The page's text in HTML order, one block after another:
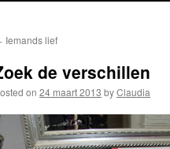
Iemands lief
de verschillen
on 24 maart 2013 byClaudia